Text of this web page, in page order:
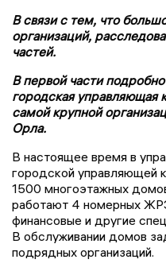
В связи с тем, что
организаций,
частей.
В первой части
городская управляющая
самой крупной
Орла.
В настоящее время в
городской управляющей
1500 многоэтажных
работают 4 номерных
финансовые и другие
В обслуживании домов
подрядных организаций.